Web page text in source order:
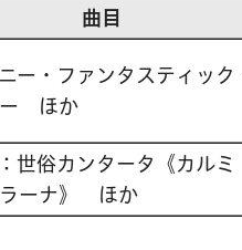
曲目
ー・ファンタスティック
ー ほか
世俗カンタータ《カルミ
ラーナ》 ほか